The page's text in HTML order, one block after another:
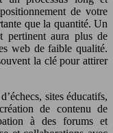
de votre
que la quantité. Un
pertinent aura plus de
web de faible qualité.
la clé pour attirer
sites éducatifs,
de contenu de
à des forums et